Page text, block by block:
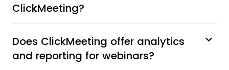
ClickMeeting?
Does ClickMeeting offer analytics
and reporting for webinars?